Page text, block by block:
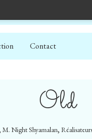
Contact
Old
M. Night Shyamalan, Réalisateurs